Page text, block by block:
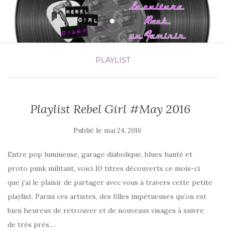
PLAYLIST
Playlist Rebel Girl #May 2016
Publié le mai 24, 2016
Entre pop lumineuse, garage diabolique, blues hanté et
proto punk militant, voici 10 titres découverts ce mois-ci
que j’ai le plaisir de partager avec vous à travers cette petite
playlist. Parmi ces artistes, des filles impétueuses qu’on est
bien heureux de retrouver et de nouveaux visages à suivre
de très près…